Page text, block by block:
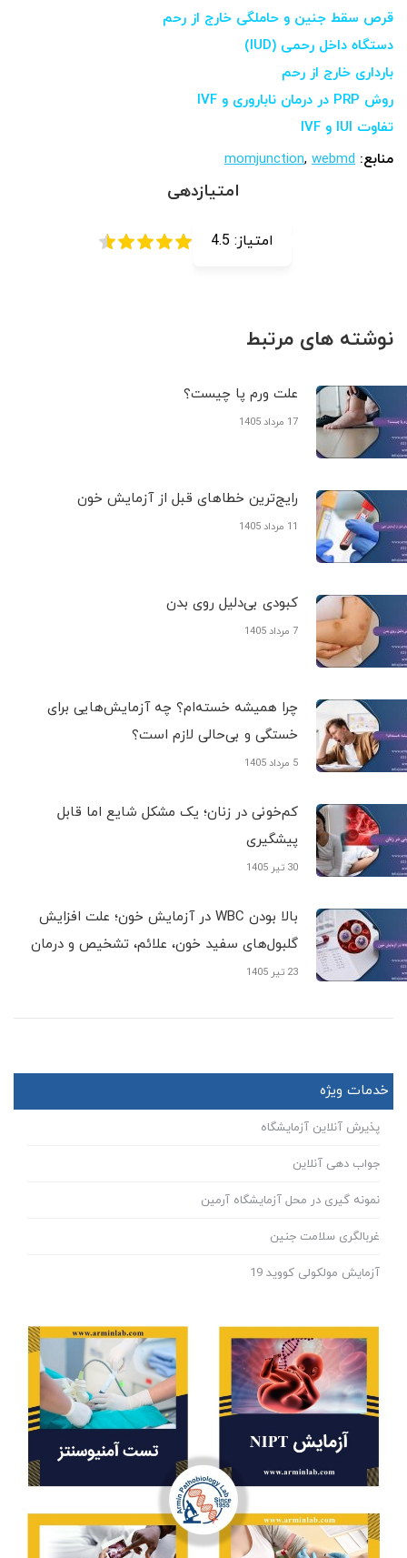
قرص سقط جنین و حاملگی خارج از رحم
دستگاه داخل رحمی (IUD)
بارداری خارج از رحم
روش PRP در درمان ناباروری و IVF
تفاوت IUI و IVF
منابع:
momjunction, webmd
امتیازدهی
امتیاز: 4.5
نوشته های مرتبط
علت ورم پا چیست؟
17 مرداد 1405
رایج‌ترین خطاهای قبل از آزمایش خون
11 مرداد 1405
کبودی‌ بی‌دلیل روی بدن
7 مرداد 1405
چرا همیشه خسته‌ام؟ چه آزمایش‌هایی برای
خستگی و بی‌حالی لازم است؟
5 مرداد 1405
کم‌خونی در زنان؛ یک مشکل شایع اما قابل
پیشگیری
30 تیر 1405
بالا بودن WBC در آزمایش خون؛ علت افزایش
گلبول‌های سفید خون، علائم، تشخیص و درمان
23 تیر 1405
خدمات ویژه
پذیرش آنلاین آزمایشگاه
جواب دهی آنلاین
نمونه گیری در محل آزمایشگاه آرمین
غربالگری سلامت جنین
آزمایش مولکولی کووید 19